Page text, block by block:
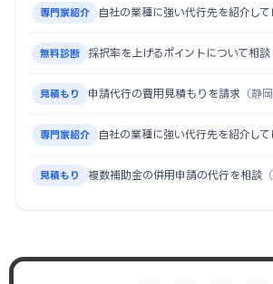
専門家紹介 自社の業種に強い代行先を紹介して
無料診断 採択率を上げるポイントについて相談
見積もり 申請代行の費用見積もりを請求 （静
専門家紹介 自社の業種に強い代行先を紹介して
見積もり 複数補助金の併用申請の代行を相談